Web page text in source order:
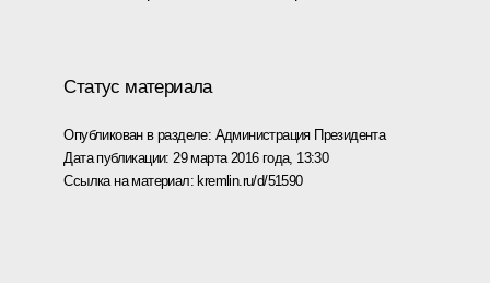
Статус материала
Опубликован в разделе: Администрация Президента
Дата публикации: 29 марта 2016 года, 13:30
Ссылка на материал: kremlin.ru/d/51590